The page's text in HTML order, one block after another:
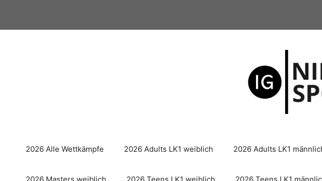
springen
2026 Alle Wettkämpfe 2026 Adults LK1 weiblich 2026 Adults LK1